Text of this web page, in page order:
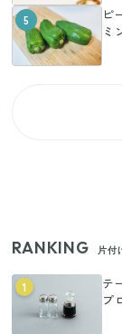
5
ピ
ミ
RANKING 片付
1
テ
プ